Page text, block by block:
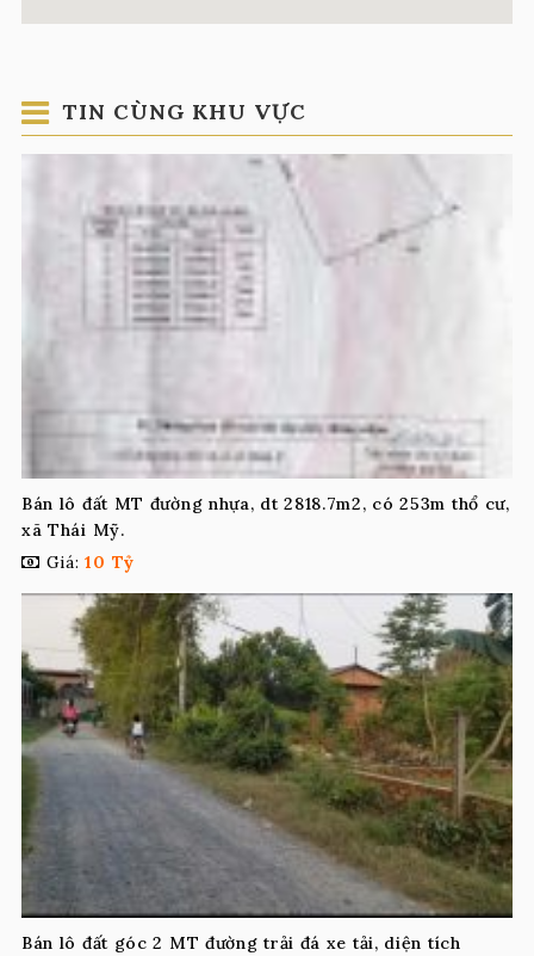
TIN CÙNG KHU VỰC
Bán lô đất MT đường nhựa, dt 2818.7m2, có 253m thổ cư,
xã Thái Mỹ.
Giá: 10 Tỷ
Bán lô đất góc 2 MT đường trải đá xe tải, diện tích